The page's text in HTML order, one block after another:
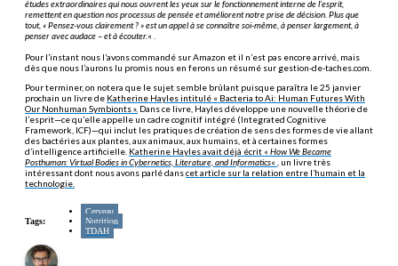
études extraordinaires qui nous ouvrent les yeux sur le fonctionnement interne de l’esprit,
remettent en question nos processus de pensée et améliorent notre prise de décision. Plus que
tout, « Pensez-vous clairement ? » est un appel à se connaître soi-même, à penser largement, à
penser avec audace – et à écouter.« .
Pour l’instant nous l’avons commandé sur Amazon et il n’est pas encore arrivé, mais
dès que nous l’aurons lu promis nous en ferons un résumé sur gestion-de-taches.com.
Pour terminer, on notera que le sujet semble brûlant puisque paraîtra le 25 janvier
prochain un livre de Katherine Hayles intitulé « Bacteria to Ai: Human Futures With
Our Nonhuman Symbionts ». Dans ce livre, Hayles développe une nouvelle théorie de
l’esprit—ce qu’elle appelle un cadre cognitif intégré (Integrated Cognitive
Framework, ICF)—qui inclut les pratiques de création de sens des formes de vie allant
des bactéries aux plantes, aux animaux, aux humains, et à certaines formes
d’intelligence artificielle. Katherine Hayles avait déjà écrit « How We Became
Posthuman: Virtual Bodies in Cybernetics, Literature, and Informatics« ,
un livre très
intéressant dont nous avons parlé danscet article sur la relation entre l’humain et la
technologie.
Tags:
Cerveau
Nutrition
TDAH